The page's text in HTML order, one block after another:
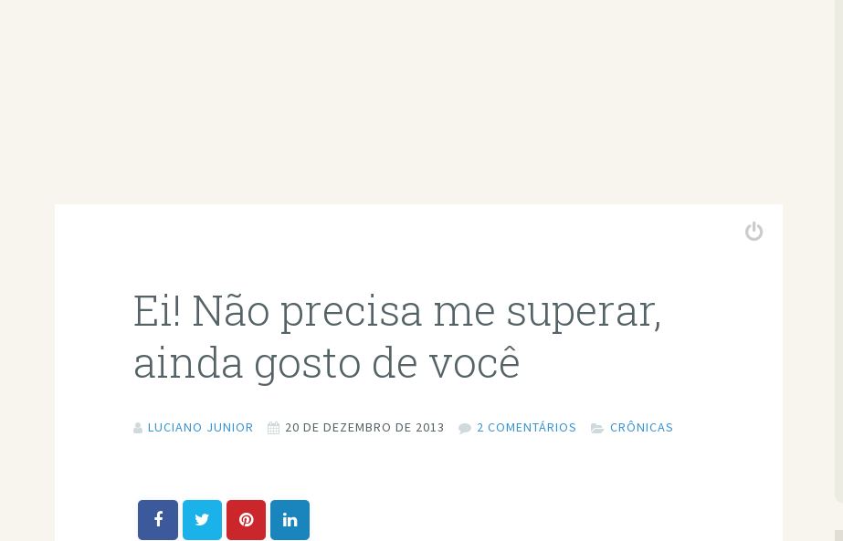
Ei! Não precisa me superar,
ainda gosto de você
LUCIANO JUNIOR 20 DE DEZEMBRO DE 2013 2 COMENTÁRIOS CRÔNICAS